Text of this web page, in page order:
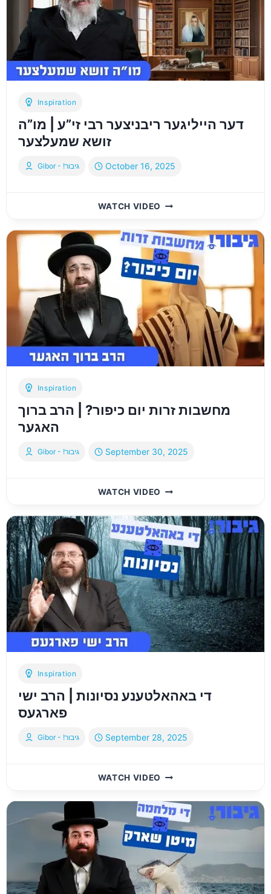
מו”ה
אהרן
קאטלער
Inspiration
דער הייליגער ריבניצער רבי זי”ע | מו”ה
זושא שמעלצער
Gibor - !גיבור October 16, 2025
WATCH VIDEO דער
ריבניצער
רבי
זי”ע
|
מו”ה
זושא
שמעלצער
Inspiration
מחשבות זרות יום כיפור? | הרב ברוך
האגער
Gibor - !גיבור September 30, 2025
WATCH VIDEO מחשבות
יום
כיפור?
|
הרב
ברוך
האגער
Inspiration
די באהאלטענע נסיונות | הרב ישי
פארגעס
Gibor - !גיבור September 28, 2025
WATCH VIDEO
נסיונות
|
הרב
ישי
פארגעס